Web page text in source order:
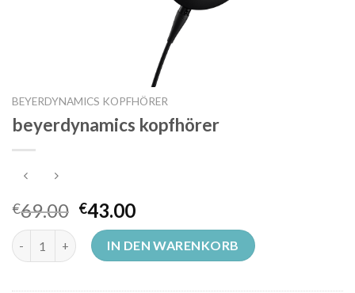
BEYERDYNAMICS KOPFHÖRER
beyerdynamics kopfhörer
€69.00 €43.00
beyerdynamics kopfhörer Menge
IN DEN WARENKORB